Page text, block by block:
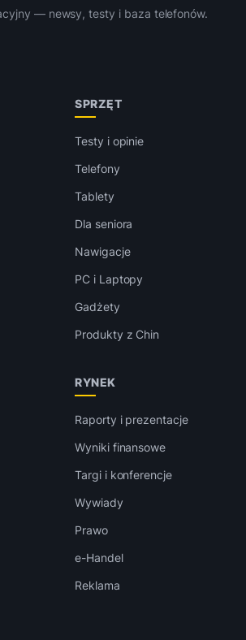
— newsy, testy i baza telefonów.
SPRZĘT
Testy i opinie
Telefony
Tablety
Dla seniora
Nawigacje
PC i Laptopy
Gadżety
Produkty z Chin
RYNEK
Raporty i prezentacje
Wyniki finansowe
Targi i konferencje
Wywiady
Prawo
e-Handel
Reklama